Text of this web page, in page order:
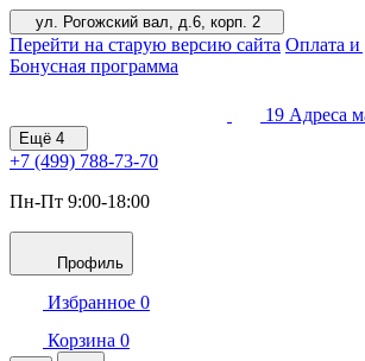
ул. Рогожский вал, д.6, корп. 2
Перейти на старую версию сайта Оплата и
Бонусная программа
19 Адреса
Ещё 4
+7 (499) 788-73-70
Пн-Пт 9:00-18:00
Профиль
Избранное 0
Корзина 0